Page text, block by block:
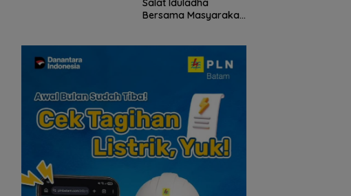
Salat Iduladha
Bersama Masyarakat